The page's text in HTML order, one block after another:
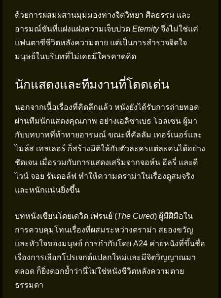
ด้วยการผสมผสานมุมมองทางจิตวิทยา ศีลธรรม และ
อารมณ์ขันที่แฝงแฝงความเจ็บปวด Eternityจึงไม่ใช่แค่
แฟนตาซีชีวิตหลังความตาย แต่เป็นการสำรวจจิตใจ
มนุษย์ในบริบทที่ไม่เคยมีใครคาดคิด
นักแสดงและทีมงานที่โดดเด่น
นอกจากเนื้อเรื่องที่คิดลึกแล้ว หนังยังได้รับการถ่ายทอด
ผ่านทีมนักแสดงคุณภาพ อย่างเอลิซาเบธ โอลเซน ผู้มา
กับบทบาทที่ท้าทายอารมณ์ ขณะที่คัลลัม เทอร์เนอร์และ
ไมล์ส เทลเลอร์ ก็สร้างมิติให้กับตัวละครแต่ละคนได้อย่าง
ชัดเจน เมื่อรวมกับการแสดงเสริมจากจอห์น อีลรี่ และดี
ไวน์ จอย รันดอล์ฟ ทำให้ความดราม่าในเรื่องดูสมจริง
และหนักแน่นยิ่งขึ้น
บทหนังเขียนโดยเดวิด เฟรนย์ (The Cured) ผู้มีฝีมือใน
การควบคุมโทนเรื่องที่ผสมระหว่างดราม่า สยองขวัญ
และหัวใจของมนุษย์ การกำกับโดย A24 ค่ายหนังที่ขึ้นชื่อ
เรื่องการเลือกโปรเจกต์แปลกใหม่และมีจิตวิญญาณมา
ตลอด ก็ยิ่งตอกย้ำว่านี่ไม่ใช่หนังชีวิตหลังความตาย
ธรรมดา